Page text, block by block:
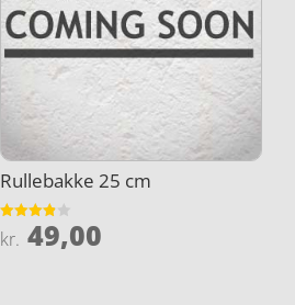
Rullebakke 25 cm
Vurderet
3.8
kr. 49,00